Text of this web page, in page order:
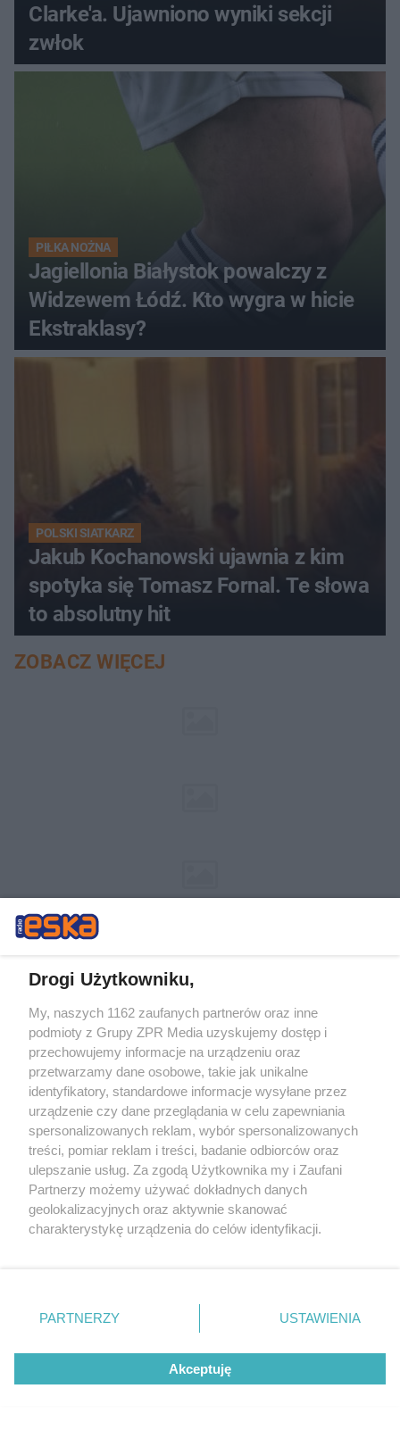
Clarke'a. Ujawniono wyniki sekcji
zwłok
PIŁKA NOŻNA
Jagiellonia Białystok powalczy z
Widzewem Łódź. Kto wygra w hicie
Ekstraklasy?
POLSKI SIATKARZ
Jakub Kochanowski ujawnia z kim
spotyka się Tomasz Fornal. Te słowa
to absolutny hit
ZOBACZ WIĘCEJ
Żaden utwór zamieszczony w serwisie nie może być powielany i
rozpowszechniany lub dalej rozpowszechniany w jakikolwiek sposób (w
tym także elektroniczny lub mechaniczny) na jakimkolwiek polu
eksploatacji w jakiejkolwiek formie, włącznie z umieszczaniem w
Internecie bez pisemnej zgody właściciela praw. Jakiekolwiek użycie lub
Drogi Użytkowniku,
My, naszych 1162 zaufanych partnerów oraz inne
podmioty z Grupy ZPR Media uzyskujemy dostęp i
przechowujemy informacje na urządzeniu oraz
przetwarzamy dane osobowe, takie jak unikalne
identyfikatory, standardowe informacje wysyłane przez
urządzenie czy dane przeglądania w celu zapewniania
spersonalizowanych reklam, wybór spersonalizowanych
treści, pomiar reklam i treści, badanie odbiorców oraz
ulepszanie usług. Za zgodą Użytkownika my i Zaufani
Partnerzy możemy używać dokładnych danych
geolokalizacyjnych oraz aktywnie skanować
charakterystykę urządzenia do celów identyfikacji.
zmienić/wycofać klikając przycisk ustawień prywatności
znajdujący się w lewym dolnym rogu strony
rodzaje przetwarzania danych nie wymagają zgody
użytkownika, ale masz prawo sprzeciwić się takiemu
przetwarzaniu. Preferencje będą miały zastosowanie tylko
PARTNERZY USTAWIENIA
Akceptuję